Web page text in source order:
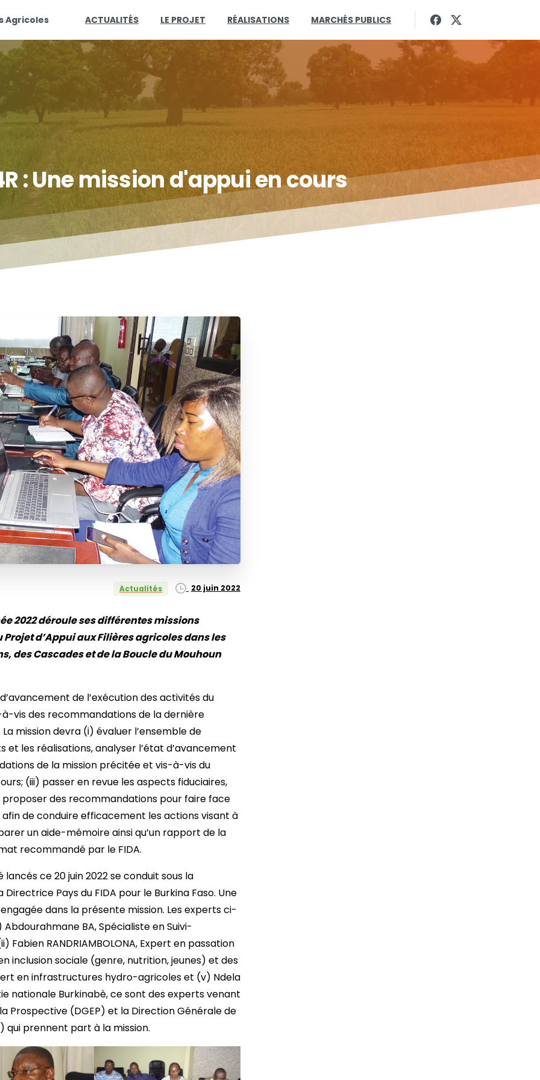
Agricoles ACTUALITÉS LE PROJET RÉALISATIONS MARCHÉS PUBLICS
:Unemissiond'appuiencours
Actualités 20 juin 2022
2022 déroule ses différentes missions
d’Appui aux Filières agricoles dans les
des Cascades et de la Boucle du Mouhoun
de l’exécution des activités du
à-vis des recommandations de la dernière
mission devra (i) évaluer l’ensemble de
et les réalisations, analyser l’état d’avancement
de la mission précitée et vis-à-vis du
(iii) passer en revue les aspects fiduciaires,
des recommandations pour faire face
de conduire efficacement les actions visant à
un aide-mémoire ainsi qu’un rapport de la
recommandé par le FIDA.
ce 20 juin 2022 se conduit sous la
Pays du FIDA pour le Burkina Faso. Une
dans la présente mission. Les experts ci-
BA, Spécialiste en Suivi-
Fabien RANDRIAMBOLONA, Expert en passation
inclusion sociale (genre, nutrition, jeunes) et des
en infrastructures hydro-agricoles et (v) Ndela
nationale Burkinabè, ce sont des experts venant
Prospective (DGEP) et la Direction Générale de
qui prennent part à la mission.